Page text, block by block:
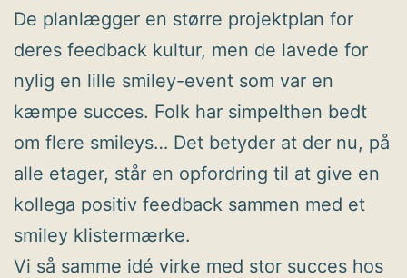
De planlægger en større projektplan for
deres feedback kultur, men de lavede for
nylig en lille smiley-event som var en
kæmpe succes. Folk har simpelthen bedt
om flere smileys… Det betyder at der nu, på
alle etager, står en opfordring til at give en
kollega positiv feedback sammen med et
smiley klistermærke.
Vi så samme idé virke med stor succes hos